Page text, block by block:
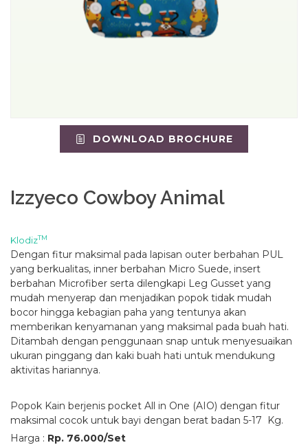
DOWNLOAD BROCHURE
Izzyeco Cowboy Animal
KlodizTM
Dengan fitur maksimal pada lapisan outer berbahan PUL
yang berkualitas, inner berbahan Micro Suede, insert
berbahan Microfiber serta dilengkapi Leg Gusset yang
mudah menyerap dan menjadikan popok tidak mudah
bocor hingga kebagian paha yang tentunya akan
memberikan kenyamanan yang maksimal pada buah hati.
Ditambah dengan penggunaan snap untuk menyesuaikan
ukuran pinggang dan kaki buah hati untuk mendukung
aktivitas hariannya.
Popok Kain berjenis pocket All in One (AIO) dengan fitur
maksimal cocok untuk bayi dengan berat badan 5-17 Kg.
Harga : Rp. 76.000/Set